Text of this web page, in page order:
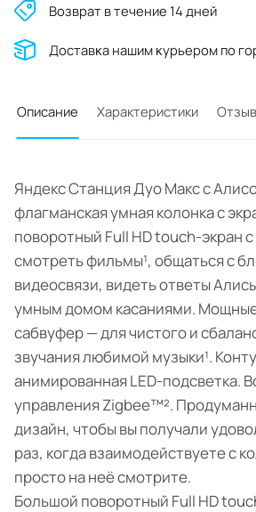
Возврат в течение 14 дней
Доставĸа нашим ĸурьером по
Описание Характеристики
Яндекс Станция Дуо Макс с
флагманская умная колонка с
поворотный Full HD touch-экран
смотреть фильмы¹, общаться с
видеосвязи, видеть ответы
умным домом касаниями.
сабвуфер — для чистого и
звучания любимой музыки¹.
анимированная LED-подсветка.
управления Zigbee™².
дизайн, чтобы вы получали
раз, когда взаимодействуете с
просто на неё смотрите.
Большой поворотный Full HD